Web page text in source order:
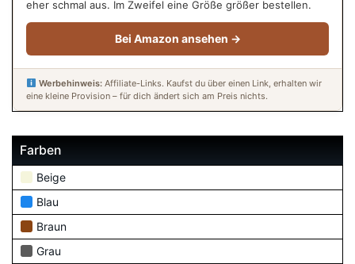
eher schmal aus. Im Zweifel eine Größe größer bestellen.
Bei Amazon ansehen →
Werbehinweis:Affiliate-Links. Kaufst du über einen Link, erhalten wir
eine kleine Provision – für dich ändert sich am Preis nichts.
Farben
Beige
Blau
Braun
Grau